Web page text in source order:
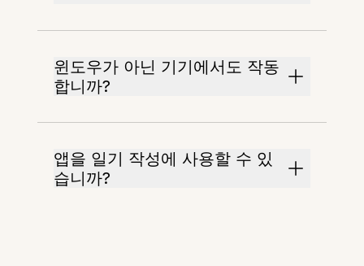
윈도우가 아닌 기기에서도 작동
합니까?
앱을 일기 작성에 사용할 수 있
습니까?